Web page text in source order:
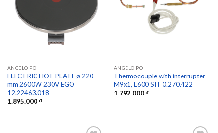
Add to
wishlist
ANGELO PO
ELECTRIC HOT PLATE ø 220
mm 2600W 230V EGO
12.22463.018
1.895.000₫
Add to
ANGELO PO
Thermocouple with interrupter
M9x1, L600 SIT 0.270.422
1.792.000₫